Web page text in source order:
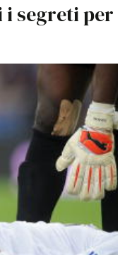
i segreti per